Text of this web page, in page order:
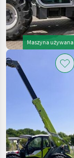
Maszyna używana